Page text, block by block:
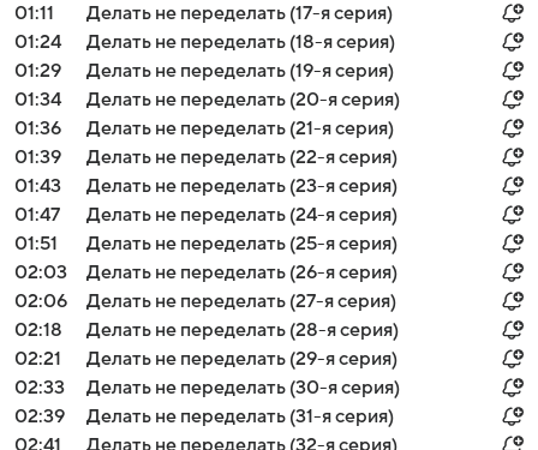
01:11
Делать не переделать (17-я серия)
01:24
Делать не переделать (18-я серия)
01:29
Делать не переделать (19-я серия)
01:34
Делать не переделать (20-я серия)
01:36
Делать не переделать (21-я серия)
01:39
Делать не переделать (22-я серия)
01:43
Делать не переделать (23-я серия)
01:47
Делать не переделать (24-я серия)
01:51
Делать не переделать (25-я серия)
02:03
Делать не переделать (26-я серия)
02:06
Делать не переделать (27-я серия)
02:18
Делать не переделать (28-я серия)
02:21
Делать не переделать (29-я серия)
02:33
Делать не переделать (30-я серия)
02:39
Делать не переделать (31-я серия)
02:41
Делать не переделать (32-я серия)